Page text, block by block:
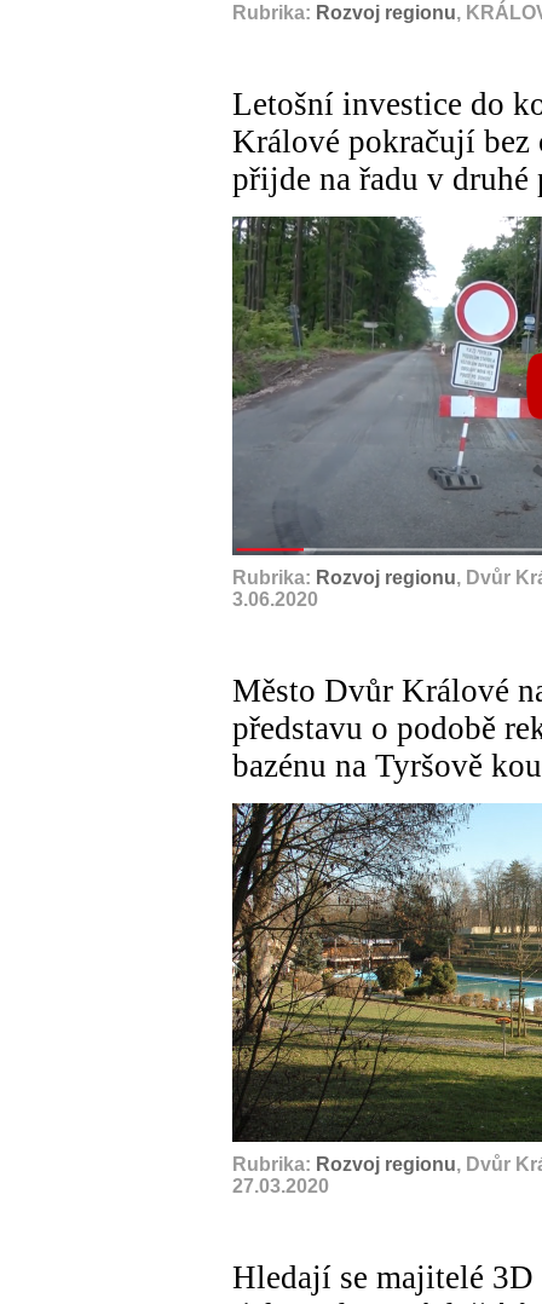
Rubrika: Rozvoj regionu,
Letošní investice do
Králové pokračují bez
přijde na řadu v druhé
Rubrika: Rozvoj regionu, Dvůr
3.06.2020
Město Dvůr Králové
představu o podobě
bazénu na Tyršově
Rubrika: Rozvoj regionu, Dvůr
27.03.2020
Hledají se majitelé